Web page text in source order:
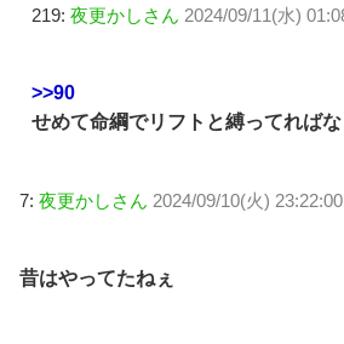
219: 夜更かしさん 2024/09/11(水)
>>90
せめて命綱でリフトと縛ってればな
7: 夜更かしさん 2024/09/10(火)
昔はやってたねぇ